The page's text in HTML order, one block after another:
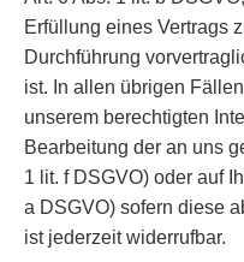
Erfüllung eines Vertrags
Durchführung
ist. In allen übrigen
unserem berechtigten
Bearbeitung der an uns
1 lit. f DSGVO) oder auf
a DSGVO) sofern diese
ist jederzeit widerrufbar.